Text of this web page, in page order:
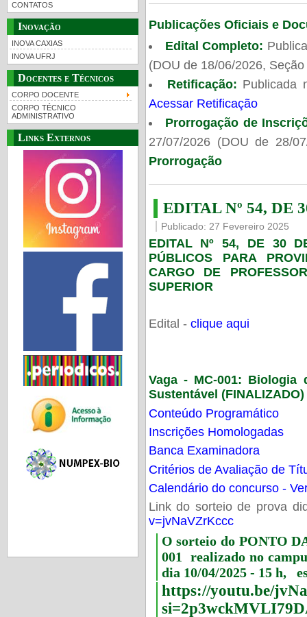
CONTATOS
Inovação
INOVA CAXIAS
INOVA UFRJ
Docentes e Técnicos
CORPO DOCENTE
CORPO TÉCNICO
ADMINISTRATIVO
Links Externos
Publicações Oficiais e
Edital Completo:
(DOU de 18/06/2026,
Retificação: Publicada
Acessar Retificação
Prorrogação de
27/07/2026 (DOU de 28/
Prorrogação
EDITAL Nº 54, DE
Publicado: 27 Fevereiro 2025
EDITAL Nº 54, DE 30
PÚBLICOS PARA
CARGO DE
SUPERIOR
Edital - clique aqui
Vaga - MC-001: Biologia
Sustentável (FINALIZADO)
Conteúdo Programático
Inscrições Homologadas
Banca Examinadora
Critérios de Avaliação de
Calendário do concurso -
Link do sorteio de prova
v=jvNaVZrKccc
O sorteio do PONTO
001 realizado no
dia 10/04/2025 - 15 h,
https://youtu.be/